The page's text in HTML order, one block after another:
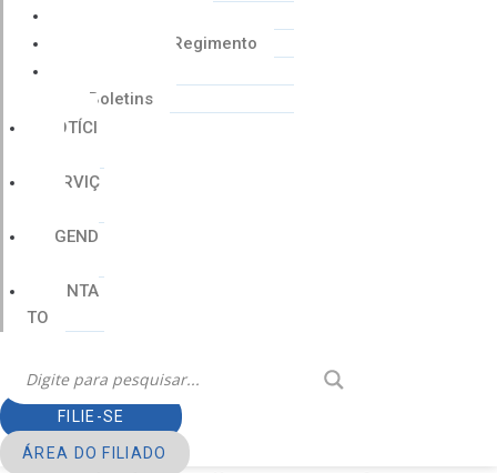
Estatuto e Regimento
Boletins
NOTÍCI
SERVIÇ
AGEND
CONTA
TO
FILIE-SE
ÁREA DO FILIADO